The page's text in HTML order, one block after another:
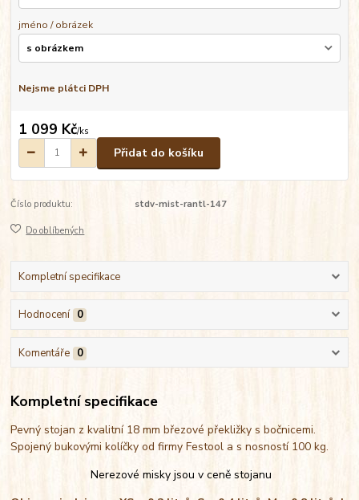
jméno / obrázek
Nejsme plátci DPH
1 099 Kč/ks
Přidat do košíku
Číslo produktu: stdv-mist-rantl-147
Do oblíbených
Kompletní specifikace
Hodnocení 0
Komentáře 0
Kompletní specifikace
Pevný stojan z kvalitní 18 mm březové překližky s bočnicemi.
Spojený bukovými kolíčky od firmy Festool a s nosností 100 kg.
Nerezové misky jsou v ceně stojanu